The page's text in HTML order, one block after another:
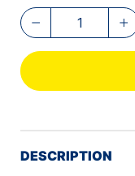
DESCRIPTION